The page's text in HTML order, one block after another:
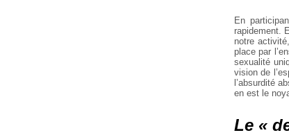
En
rapidement.
notre
place par
sexualité
vision de
l’absurdité
en est le
Le «